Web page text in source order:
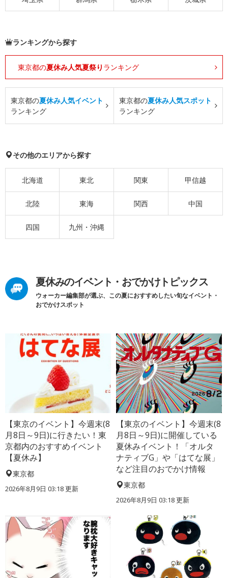
ランキングから探す
東京都の夏休み人気夏祭り ランキング
東京都の夏休み人気イベント
ランキング
東京都の夏休み人気スポット
ランキング
その他のエリアから探す
北海道 東北 関東 甲信越
北陸 東海 関西 中国
四国 九州・沖縄
夏休みのイベント・おでかけトピックス
ウォーカー編集部が選ぶ、この夏におすすめしたい旬なイベント・
おでかけスポット
【東京のイベント】今週末(8
月8日～9日)に行きたい！東
京都内のおすすめイベント
【夏休み】
東京都
2026年8月9日 03:18更新
【東京のイベント】今週末(8
月8日～9日)に開催している
夏休みイベント！「オルタ
ナティブG」や「はてな展」
など注目のおでかけ情報
東京都
2026年8月9日 03:18更新